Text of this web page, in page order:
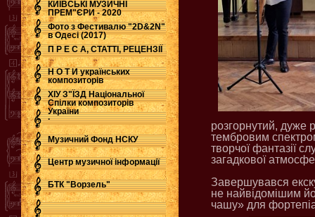
КИЇВСЬКІ МУЗИЧНІ
ПРЕМ"ЄРИ - 2020
Фото з Фестивалю "2D&2N"
в Одесі (2017)
П Р Е С А, СТАТТІ, РЕЦЕНЗІЇ
Н О Т И українських
композиторів
ХІУ З"ЇЗД Національної
Спілки композиторів
України
.
Музичний Фонд НСКУ
Центр музичної інформації
БТК "Ворзель"
розгорнутий, дуже
тембровим
творчої фантазії
загадкової
Завершувався
не найвідомішим
чашу» для